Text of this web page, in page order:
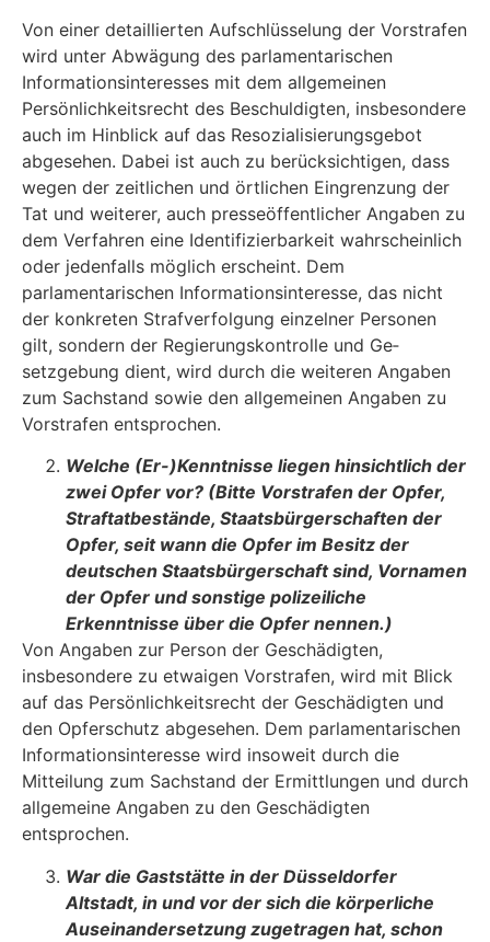
Von einer detaillierten Aufschlüsselung der Vorstrafen
wird unter Abwägung des parlamenta­rischen
Informationsinteresses mit dem allgemeinen
Persönlichkeitsrecht des Beschuldigten, insbesondere
auch im Hinblick auf das Resozialisierungsgebot
abgesehen. Dabei ist auch zu berücksichtigen, dass
wegen der zeitlichen und örtlichen Eingrenzung der
Tat und weiterer, auch presseöffentlicher Angaben zu
dem Verfahren eine Identifizierbarkeit wahrscheinlich
o­der jedenfalls möglich erscheint. Dem
parlamentarischen Informationsinteresse, das nicht
der konkreten Strafverfolgung einzelner Personen
gilt, sondern der Regierungskontrolle und Ge­
setzgebung dient, wird durch die weiteren Angaben
zum Sachstand sowie den allgemeinen Angaben zu
Vorstrafen entsprochen.
Welche (Er-)Kenntnisse liegen hinsichtlich der
zwei Opfer vor? (Bitte Vorstrafen der Opfer,
Straftatbestände, Staatsbürgerschaften der
Opfer, seit wann die Opfer im Besitz der
deutschen Staatsbürgerschaft sind, Vornamen
der Opfer und sons­tige polizeiliche
Erkenntnisse über die Opfer nennen.)
Von Angaben zur Person der Geschädigten,
insbesondere zu etwaigen Vorstrafen, wird mit Blick
auf das Persönlichkeitsrecht der Geschädigten und
den Opferschutz abgesehen. Dem parlamentarischen
Informationsinteresse wird insoweit durch die
Mitteilung zum Sachstand der Ermittlungen und durch
allgemeine Angaben zu den Geschädigten
entsprochen.
War die Gaststätte in der Düsseldorfer
Altstadt, in und vor der sich die körperliche
Auseinandersetzung zugetragen hat, schon